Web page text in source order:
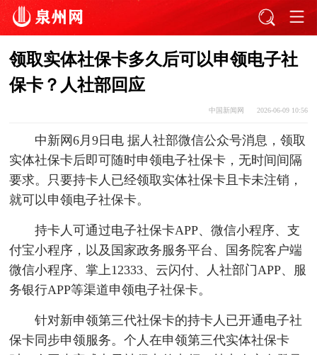
领取实体社保卡多久后可以申领电子社
保卡？人社部回应
中国新闻网 2026-06-09 10:56
中新网6月9日电 据人社部微信公众号消息，领取
实体社保卡后即可随时申领电子社保卡，无时间间隔
要求。只要持卡人已经领取实体社保卡且卡未注销，
就可以申领电子社保卡。
持卡人可通过电子社保卡APP、微信小程序、支
付宝小程序，以及国家政务服务平台、国务院客户端
微信小程序、掌上12333、云闪付、人社部门APP、服
务银行APP等渠道申领电子社保卡。
针对新申领第三代社保卡的持卡人已开通电子社
保卡同步申领服务。个人在申领第三代实体社保卡